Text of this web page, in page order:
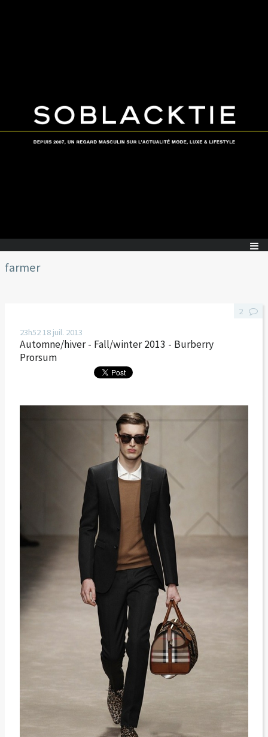
farmer
23h5218 juil. 2013
Automne/hiver - Fall/winter 2013 - Burberry
Prorsum
2